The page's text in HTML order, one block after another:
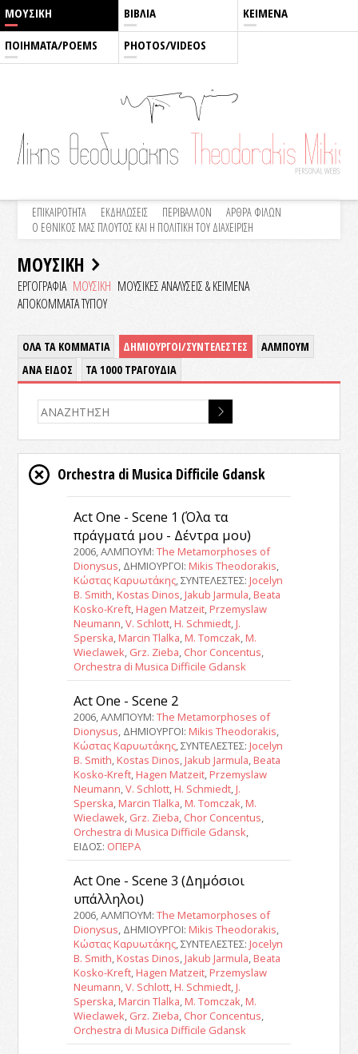
ΜΟΥΣΙΚΗ ΒΙΒΛΙΑ ΚΕΙΜΕΝΑ
ΠΟΙΗΜΑΤΑ/POEMS PHOTOS/VIDEOS
ΕΠΙΚΑΙΡΟΤΗΤΑ ΕΚΔΗΛΩΣΕΙΣ ΠΕΡΙΒΑΛΛΟΝ
ΑΡΘΡΑ ΦΙΛΩΝ
Ο ΕΘΝΙΚΟΣ ΜΑΣ ΠΛΟΥΤΟΣ ΚΑΙ Η ΠΟΛΙΤΙΚΗ ΤΟΥ ΔΙΑΧΕΙΡΙΣΗ
ΜΟΥΣΙΚΗ
ΕΡΓΟΓΡΑΦΙΑ ΜΟΥΣΙΚΗ ΜΟΥΣΙΚΕΣ ΑΝΑΛΥΣΕΙΣ & KEIMENA
ΑΠΟΚΟΜΜΑΤΑ ΤΥΠΟΥ
ΟΛΑ ΤΑ ΚΟΜΜΑΤΙΑ ΔΗΜΙΟΥΡΓΟΙ/ΣΥΝΤΕΛΕΣΤΕΣ
ΑΛΜΠΟΥΜ
ΑΝΑ ΕΙΔΟΣ
ΤΑ 1000 ΤΡΑΓΟΥΔΙΑ
Orchestra di Musica Difficile Gdansk
Act One - Scene 1 (Όλα τα
πράγματά μου - Δέντρα μου)
2006, ΑΛΜΠΟΥΜ: The Metamorphoses of
Dionysus, ΔΗΜΙΟΥΡΓΟΙ: Mikis Theodorakis,
Κώστας Καρυωτάκης, ΣΥΝΤΕΛΕΣΤΕΣ: Jocelyn
B. Smith, Kostas Dinos, Jakub Jarmula, Beata
Kosko-Kreft, Hagen Matzeit, Przemyslaw
Neumann,V. Schlott, H. Schmiedt, J.
Sperska, Marcin Tlalka, M. Tomczak, M.
Wieclawek, Grz. Zieba, Chor Concentus,
Orchestra di Musica Difficile Gdansk
Act One - Scene 2
2006, ΑΛΜΠΟΥΜ: The Metamorphoses of
Dionysus, ΔΗΜΙΟΥΡΓΟΙ: Mikis Theodorakis,
Κώστας Καρυωτάκης, ΣΥΝΤΕΛΕΣΤΕΣ: Jocelyn
B. Smith, Kostas Dinos, Jakub Jarmula, Beata
Kosko-Kreft, Hagen Matzeit, Przemyslaw
Neumann,V. Schlott, H. Schmiedt, J.
Sperska, Marcin Tlalka, M. Tomczak, M.
Wieclawek, Grz. Zieba, Chor Concentus,
Orchestra di Musica Difficile Gdansk,
ΕΙΔΟΣ: ΟΠΕΡΑ
Act One - Scene 3 (Δημόσιοι
υπάλληλοι)
2006, ΑΛΜΠΟΥΜ: The Metamorphoses of
Dionysus, ΔΗΜΙΟΥΡΓΟΙ: Mikis Theodorakis,
Κώστας Καρυωτάκης, ΣΥΝΤΕΛΕΣΤΕΣ: Jocelyn
B. Smith, Kostas Dinos, Jakub Jarmula, Beata
Kosko-Kreft, Hagen Matzeit, Przemyslaw
Neumann,V. Schlott, H. Schmiedt, J.
Sperska, Marcin Tlalka, M. Tomczak, M.
Wieclawek, Grz. Zieba, Chor Concentus,
Orchestra di Musica Difficile Gdansk